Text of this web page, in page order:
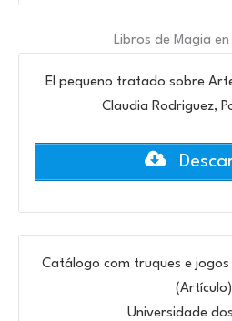
Libros de Magia
El pequeno tratado sobre
Claudia Rodriguez,
Catálogo com truques e
(Artículo)
Universidade